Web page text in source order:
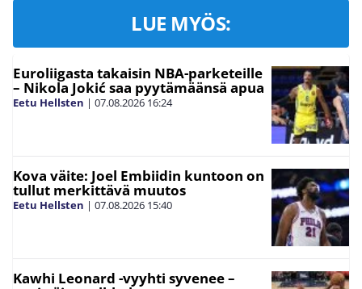
LUE MYÖS:
Euroliigasta takaisin NBA-parketeille
– Nikola Jokić saa pyytämäänsä apua
Eetu Hellsten | 07.08.2026 16:24
Kova väite: Joel Embiidin kuntoon on
tullut merkittävä muutos
Eetu Hellsten | 07.08.2026 15:40
Kawhi Leonard -vyyhti syvenee –